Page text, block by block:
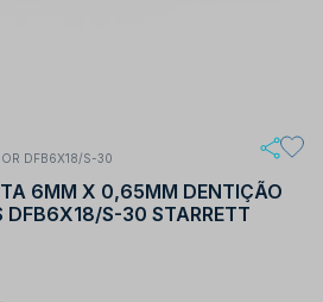
DFB6X18/S-30
6MM X 0,65MM DENTIÇÃO
DFB6X18/S-30 STARRETT